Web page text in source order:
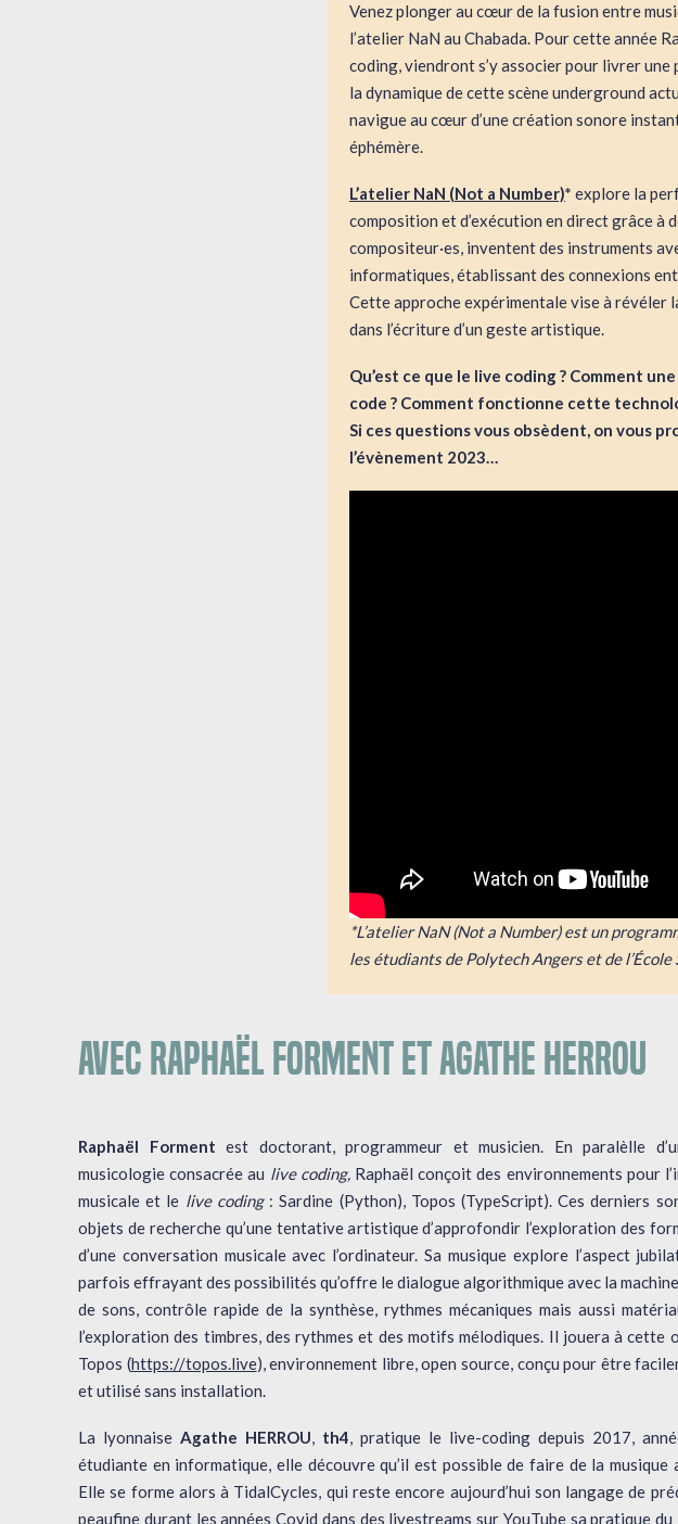
Venez plonger au cœur de la fusion entre
l’atelier NaN au Chabada. Pour cette année
coding, viendront s’y associer pour livrer
la dynamique de cette scène underground
navigue au cœur d’une création sonore
éphémère.
L’atelier NaN (Not a Number)* explore la
composition et d’exécution en direct grâce à
compositeur·es, inventent des instruments
informatiques, établissant des connexions
Cette approche expérimentale vise à révéler
dans l’écriture d’un geste artistique.
Qu’est ce que le live coding ? Comment
code ? Comment fonctionne cette
Si ces questions vous obsèdent, on vous
l’évènement 2023…
*L’atelier NaN (Not a Number) est un
les étudiants de Polytech Angers et de
AVEC RAPHAËL FORMENT ET AGATHE HERROU
Raphaël Forment est doctorant, programmeur et musicien. En paralèlle
musicologie consacrée au live coding, Raphaël conçoit des environnements pour
musicale et le live coding: Sardine (Python), Topos (TypeScript). Ces derniers
objets de recherche qu’une tentative artistique d’approfondir l’exploration des
d’une conversation musicale avec l’ordinateur. Sa musique explore l’aspect
parfois effrayant des possibilités qu’offre le dialogue algorithmique avec la
de sons, contrôle rapide de la synthèse, rythmes mécaniques mais aussi
l’exploration des timbres, des rythmes et des motifs mélodiques. Il jouera à cette
Topos (https://topos.live), environnement libre, open source, conçu pour être
et utilisé sans installation.
La lyonnaise Agathe HERROU, th4, pratique le live-coding depuis 2017,
étudiante en informatique, elle découvre qu’il est possible de faire de la musique
Elle se forme alors à TidalCycles, qui reste encore aujourd’hui son langage de
peaufine durant les années Covid dans des livestreams sur YouTube sa pratique du